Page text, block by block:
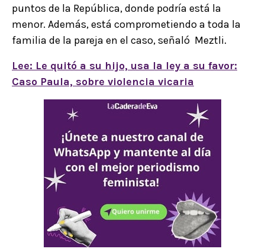
puntos de la República, donde podría está la
menor. Además, está comprometiendo a toda la
familia de la pareja en el caso, señaló Meztli.
Lee: Le quitó a su hijo, usa la ley a su favor:
Caso Paula, sobre violencia vicaria